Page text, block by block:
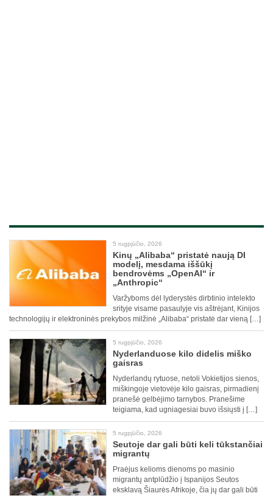
5 rugpjūčio, 2026
Kinų „Alibaba“ pristatė naują DI
modelį, mesdama iššūkį
bendrovėms „OpenAI“ ir
„Anthropic“
Varžyboms dėl lyderystės dirbtinio intelekto
srityje visame pasaulyje vis aštrėjant, Kinijos
technologijų ir elektroninės prekybos milžinė „Alibaba“ pristatė dar vieną […]
5 rugpjūčio, 2026
Nyderlanduose kilo didelis miško
gaisras
Nyderlandų rytuose, netoli Vokietijos sienos,
miškingoje vietovėje kilo gaisras, pirmadienį
pranešė gelbėjimo tarnybos. Pranešime
teigiama, kad ugniagesiai buvo išsiųsti į […]
5 rugpjūčio, 2026
Seutoje dar gali būti keli tūkstančiai
migrantų
Praėjus kelioms dienoms po masinio
migrantų antplūdžio į Ispanijos Seutos
eksklavą Šiaurės Afrikoje, čia jų dar gali būti